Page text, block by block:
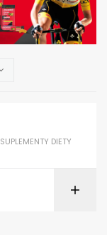
SUPLEMENTY DIETY